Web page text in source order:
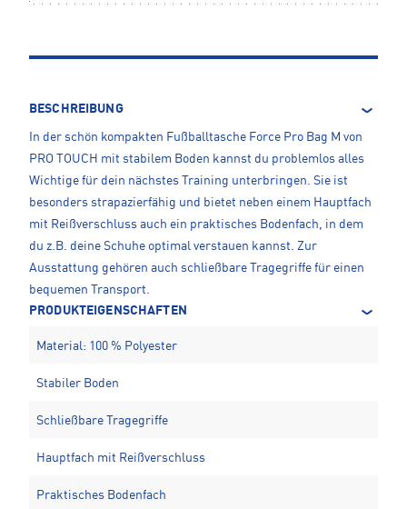
BESCHREIBUNG
In der schön kompakten Fußballtasche Force Pro Bag M von
PRO TOUCH mit stabilem Boden kannst du problemlos alles
Wichtige für dein nächstes Training unterbringen. Sie ist
besonders strapazierfähig und bietet neben einem Hauptfach
mit Reißverschluss auch ein praktisches Bodenfach, in dem
du z.B. deine Schuhe optimal verstauen kannst. Zur
Ausstattung gehören auch schließbare Tragegriffe für einen
bequemen Transport.
PRODUKTEIGENSCHAFTEN
Material: 100 % Polyester
Stabiler Boden
Schließbare Tragegriffe
Hauptfach mit Reißverschluss
Praktisches Bodenfach